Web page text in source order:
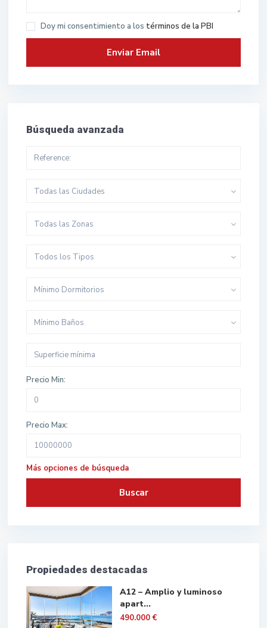
Doy mi consentimiento a los términos de la PBI
Búsqueda avanzada
Todas las Ciudades
Todas las Zonas
Todos los Tipos
Mínimo Dormitorios
Mínimo Baños
Precio Min:
Precio Max:
Más opciones de búsqueda
Buscar
Propiedades destacadas
A12 – Amplio y luminoso
apart...
490.000 €